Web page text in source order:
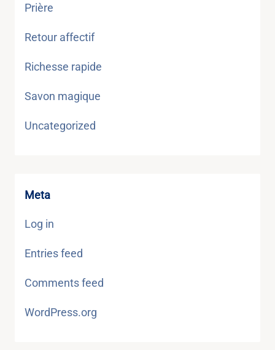
Prière
Retour affectif
Richesse rapide
Savon magique
Uncategorized
Meta
Log in
Entries feed
Comments feed
WordPress.org